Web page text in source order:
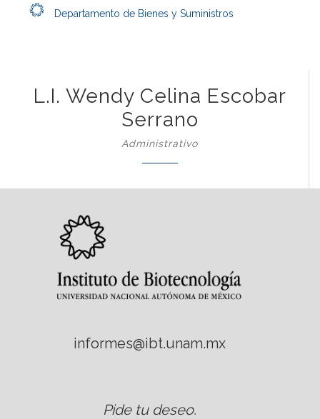
Departamento de Bienes y Suministros
L.I. Wendy Celina Escobar
Serrano
Administrativo
informes@ibt.unam.mx
Pide tu deseo.